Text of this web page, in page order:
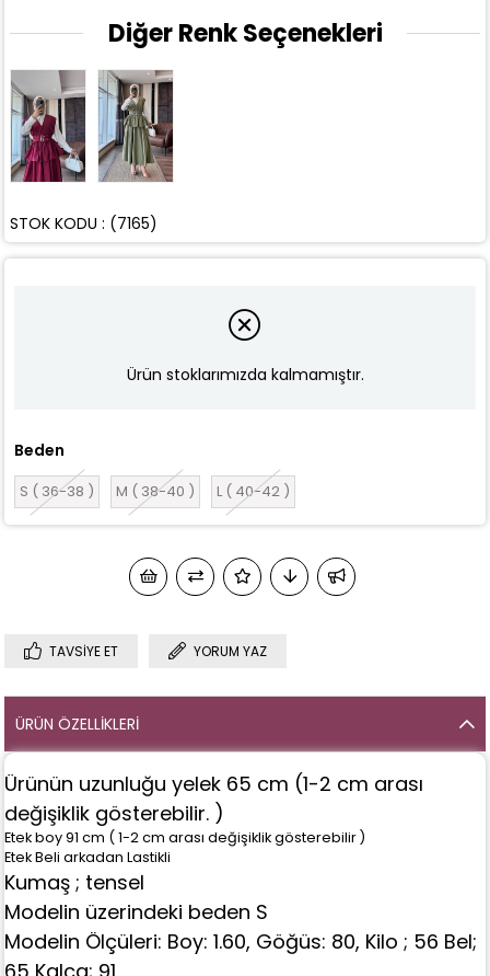
Diğer Renk Seçenekleri
(7165)
STOK KODU
Ürün stoklarımızda kalmamıştır.
Beden
S ( 36-38 ) M ( 38-40 ) L ( 40-42 )
TAVSIYE ET YORUM YAZ
ÜRÜN ÖZELLIKLERI
Ürünün uzunluğu yelek 65 cm (1-2 cm arası
değişiklik gösterebilir. )
Etek boy 91 cm ( 1-2 cm arası değişiklik gösterebilir )
Etek Beli arkadan Lastikli
Kumaş ; tensel
Modelin üzerindeki beden S
Modelin Ölçüleri: Boy: 1.60, Göğüs: 80, Kilo ; 56 Bel;